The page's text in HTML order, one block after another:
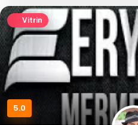
Vitrin
5.0